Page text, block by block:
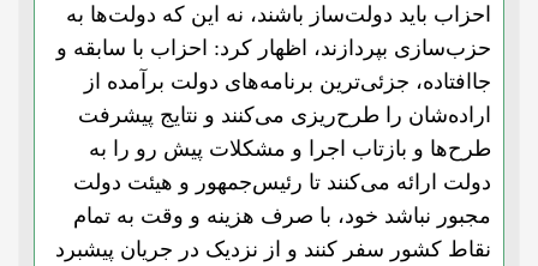
احزاب باید دولت‌ساز باشند، نه این که دولت‌ها به
حزب‌سازی بپردازند، اظهار کرد: احزاب با سابقه و
جا‌افتاده، جزئی‌ترین برنامه‌های دولت برآمده از
اراده‌شان را طرح‌ریزی می‌کنند و نتایج پیشرفت
طرح‌ها و بازتاب اجرا و مشکلات پیش رو را به
دولت ارائه می‌کنند تا رئیس‌جمهور و هیئت دولت
مجبور نباشد خود، با صرف هزینه و وقت به تمام
نقاط کشور سفر کنند و از نزدیک در جریان پیشبرد